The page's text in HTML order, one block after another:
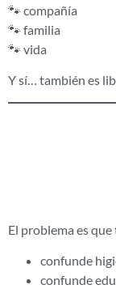
🐾 compañía
🐾 familia
🐾 vida
Y sí… también es
El problema es
confunde
confunde